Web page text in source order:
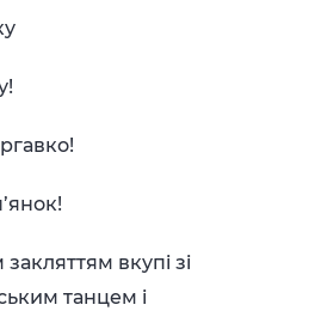
вкупi зi
танцем i